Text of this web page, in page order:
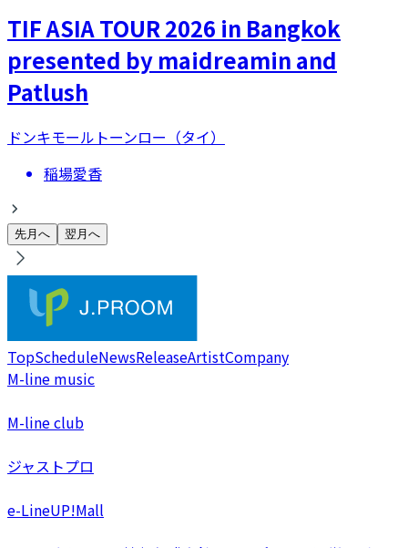
TIF ASIA TOUR 2026 in Bangkok
presented by maidreamin and
Patlush
ドンキモールトーンロー（タイ）
稲場愛香
先月へ 翌月へ
TopScheduleNewsReleaseArtistCompany
M-line music
M-line club
ジャストプロ
e-LineUP!Mall